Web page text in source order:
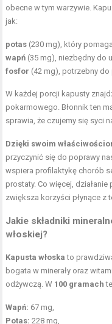
obecne w tym warzywie.
jak:
potas (230 mg), który
wapń (35 mg), niezbędny do
fosfor (42 mg), potrzebny
W każdej porcji kapusty
pokarmowego. Błonnik ten
sprawia, że czujemy się syci
Dzięki swoim
przyczynić się do poprawy
wspiera profilaktykę chorób
prostaty. Co więcej,
zwiększa korzyści płynące z
Jakie składniki
włoskiej?
Kapusta włoska to
bogata w minerały oraz
odżywczą. W 100 gramach
Wapń: 67 mg,
Potas: 228 mg,